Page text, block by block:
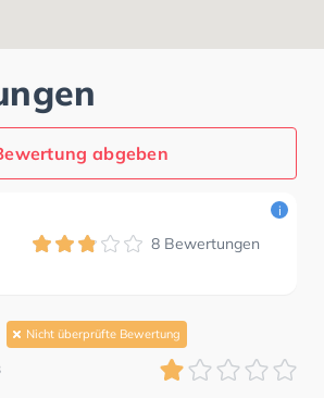
abgeben
8 Bewertungen
i
Nicht überprüfte Bewertung